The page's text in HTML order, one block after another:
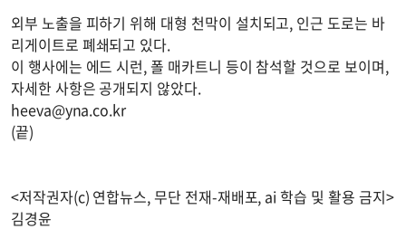
외부 노출을 피하기 위해 대형 천막이 설치되고, 인근 도로는 바
리게이트로 폐쇄되고 있다.
이 행사에는 에드 시런, 폴 매카트니 등이 참석할 것으로 보이며,
자세한 사항은 공개되지 않았다.
heeva@yna.co.kr
(끝)
<저작권자(c) 연합뉴스, 무단 전재-재배포, ai 학습 및 활용 금지>
김경윤